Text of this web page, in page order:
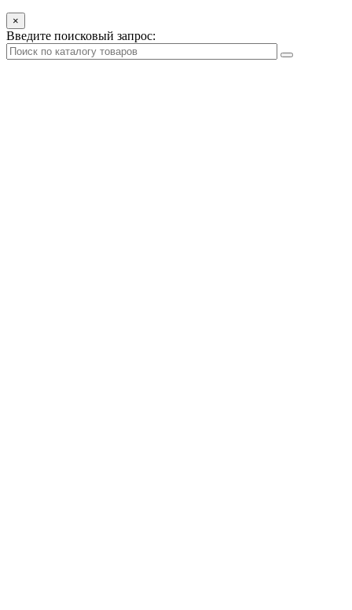
×
Введите поисковый запрос: